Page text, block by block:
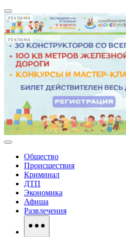
РЕКЛАМА
РЕКЛАМА
Общество
Происшествия
Криминал
ДТП
Экономика
Афиша
Развлечения